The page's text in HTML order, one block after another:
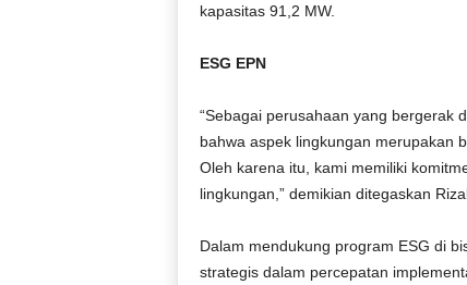
kapasitas 91,2 MW.
ESG EPN
“Sebagai perusahaan yang bergerak
bahwa aspek lingkungan merupakan
Oleh karena itu, kami memiliki
lingkungan,” demikian ditegaskan
Dalam mendukung program ESG di
strategis dalam percepatan